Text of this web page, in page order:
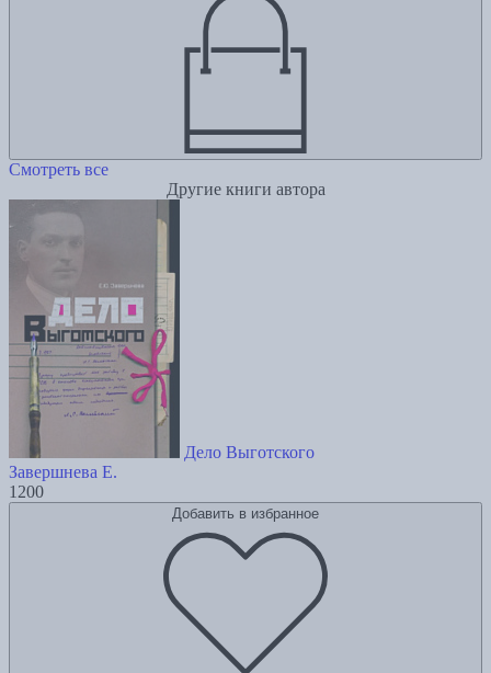
Смотреть все
Другие книги автора
Дело Выготского
Завершнева Е.
1200
Добавить в избранное